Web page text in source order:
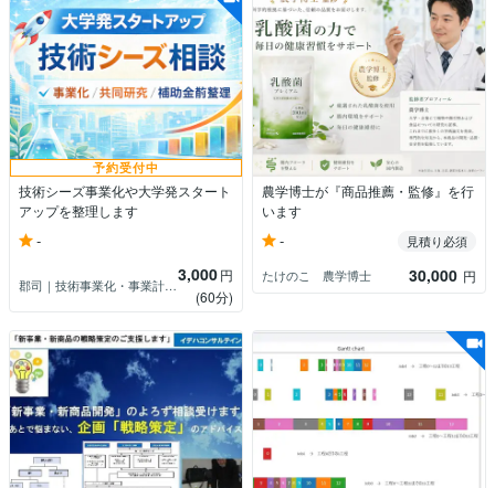
予約受付中
技術シーズ事業化や大学発スタート
アップを整理します
-
郡司｜技術事業化・事業計画アドバイザー 3,000円
(60分)
農学博士が『商品推薦・監修』を行
います
-
見積り必須
たけのこ 農学博士
30,000 円